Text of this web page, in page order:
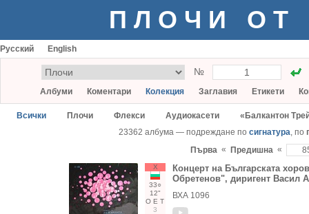
ПЛОЧИ ОТ
Русский English
№
Албуми Коментари Колекция Заглавия Етикети
Всички Плочи Флекси Аудиокасети
«Балкантон
23362 албума — подреждане по сигнатура, по
Първа « Предишна «
Х
33○
12"
О Е Т
3
Концерт на Българската
Обретенов", диригент Васил
ВХА 1096